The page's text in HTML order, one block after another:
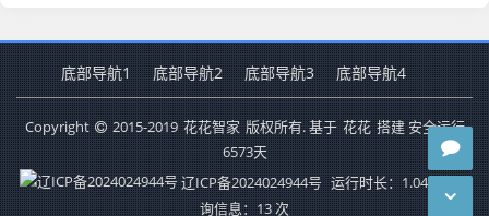
底部导航1 底部导航2 底部导航3 底部导航4
Copyright 2015-2019 花花智家 版权所有. 基于 花花 搭建 安全运行
6573天
辽ICP备2024024944号 运行时长：1.040秒 查
询信息：13 次